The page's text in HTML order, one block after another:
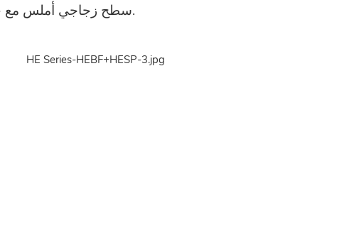
سطح زجاجي أملس مع خيار التنظيف السهل، مقاوم للترسبات الكلسية وسهل المسح، مما يوفر وقت الصيانة اليومية.